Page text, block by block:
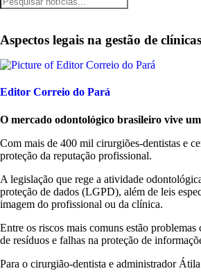
Aspectos legais na gestão de
Editor Correio do Pará
O mercado odontológico brasileiro vive
Com mais de 400 mil cirurgiões-dentistas e
proteção da reputação profissional.
A legislação que rege a atividade
proteção de dados (LGPD), além de leis
imagem do profissional ou da clínica.
Entre os riscos mais comuns estão
de resíduos e falhas na proteção de
Para o cirurgião-dentista e administrador